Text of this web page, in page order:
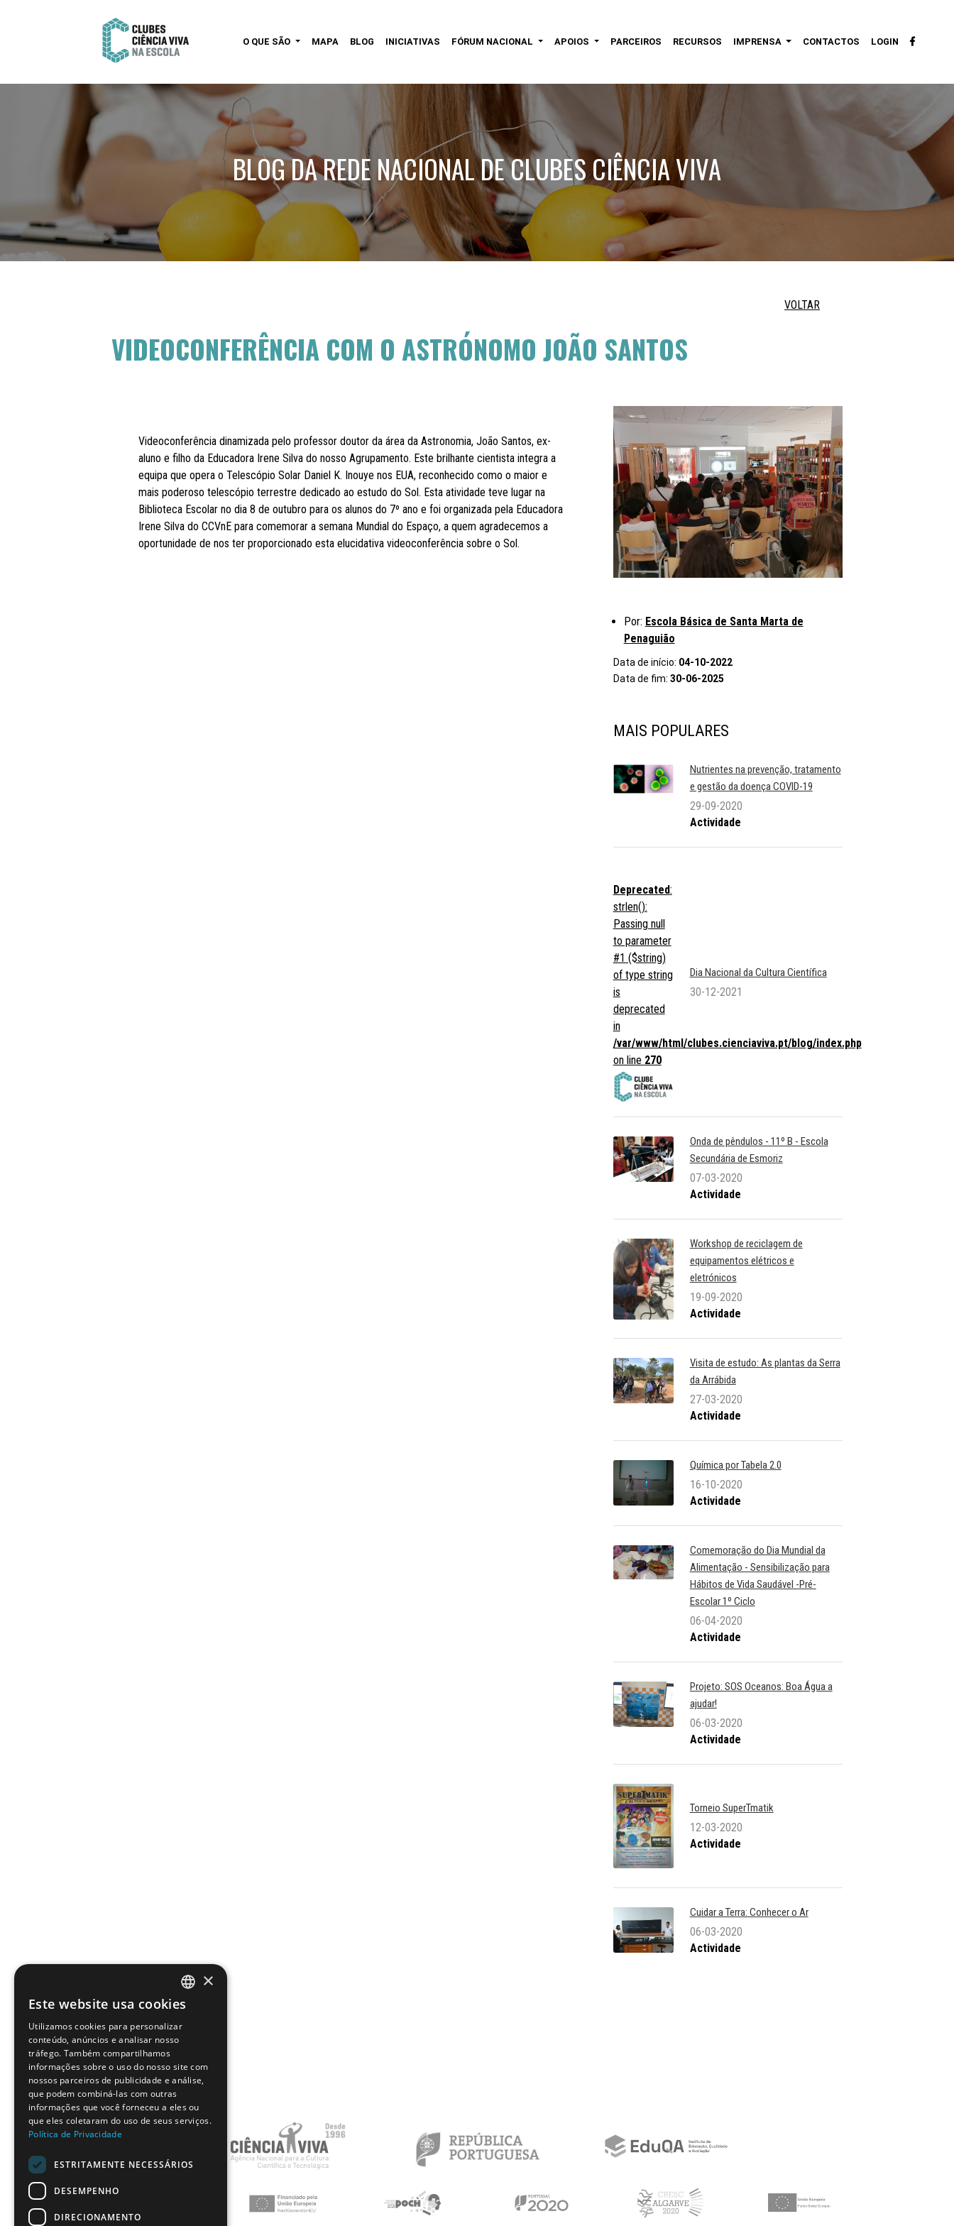
O QUE SÃO MAPA BLOG INICIATIVAS FÓRUM NACIONAL APOIOS PARCEIROS RECURSOS IMPRENSA CONTACTOS LOGIN
BLOG DA REDE NACIONAL DE CLUBES CIÊNCIA VIVA
VOLTAR
VIDEOCONFERÊNCIA COM O ASTRÓNOMO JOÃO SANTOS
Videoconferência dinamizada pelo professor doutor da área da Astronomia, João Santos, ex-
aluno e filho da Educadora Irene Silva do nosso Agrupamento. Este brilhante cientista integra a
equipa que opera o Telescópio Solar Daniel K. Inouye nos EUA, reconhecido como o maior e
mais poderoso telescópio terrestre dedicado ao estudo do Sol. Esta atividade teve lugar na
Biblioteca Escolar no dia 8 de outubro para os alunos do 7º ano e foi organizada pela Educadora
Irene Silva do CCVnE para comemorar a semana Mundial do Espaço, a quem agradecemos a
oportunidade de nos ter proporcionado esta elucidativa videoconferência sobre o Sol.
Por: Escola Básica de Santa Marta de
Penaguião
Data de início: 04-10-2022
Data de fim: 30-06-2025
MAIS POPULARES
Nutrientes na prevenção, tratamento
e gestão da doença COVID-19
29-09-2020
Actividade
Deprecated:
strlen():
Passing null
to parameter
#1 ($string)
of type string
is
deprecated
in
/var/www/html/clubes.cienciaviva.pt/blog/index.php
on line 270
Dia Nacional da Cultura Científica
30-12-2021
Onda de pêndulos - 11º B - Escola
Secundária de Esmoriz
07-03-2020
Actividade
Workshop de reciclagem de
equipamentos elétricos e
eletrónicos
19-09-2020
Actividade
Visita de estudo: As plantas da Serra
da Arrábida
27-03-2020
Actividade
Química por Tabela 2.0
16-10-2020
Actividade
Comemoração do Dia Mundial da
Alimentação - Sensibilização para
Hábitos de Vida Saudável -Pré-
Escolar 1º Ciclo
06-04-2020
Actividade
Projeto: SOS Oceanos: Boa Água a
ajudar!
06-03-2020
Actividade
Torneio SuperTmatik
12-03-2020
Actividade
Cuidar a Terra: Conhecer o Ar
06-03-2020
Actividade
PORTUGUESE
ENGLISH
×
Este website usa cookies
Utilizamos cookies para personalizar
conteúdo, anúncios e analisar nosso
tráfego. Também compartilhamos
informações sobre o uso do nosso site com
nossos parceiros de publicidade e análise,
que podem combiná-las com outras
informações que você forneceu a eles ou
que eles coletaram do uso de seus serviços.
Política de Privacidade
ESTRITAMENTE NECESSÁRIOS
DESEMPENHO
DIRECIONAMENTO